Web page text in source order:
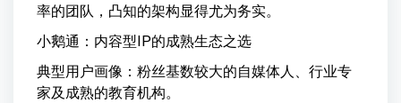
率的团队，凸知的架构显得尤为务实。
小鹅通：内容型IP的成熟生态之选
典型用户画像：粉丝基数较大的自媒体人、行业专
家及成熟的教育机构。